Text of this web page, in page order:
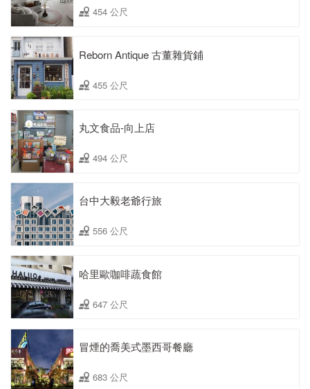
454 公尺
Reborn Antique 古董雜貨鋪
455 公尺
丸文食品-向上店
494 公尺
台中大毅老爺行旅
556 公尺
哈里歐咖啡蔬食館
647 公尺
冒煙的喬美式墨西哥餐廳
683 公尺